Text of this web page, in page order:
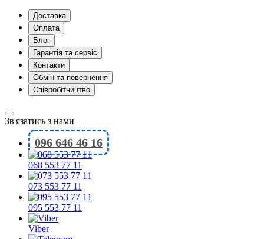
Доставка
Оплата
Блог
Гарантія та сервіс
Контакти
Обмін та повернення
Співробітництво
Зв'язатись з нами
096 646 46 16
068 553 77 11
073 553 77 11
095 553 77 11
Viber